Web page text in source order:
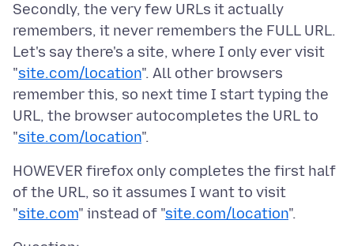
Secondly, the very few URLs it actually
remembers, it never remembers the FULL URL.
Let's say there's a site, where I only ever visit
"site.com/location". All other browsers
remember this, so next time I start typing the
URL, the browser autocompletes the URL to
"site.com/location
HOWEVER firefox only completes the first half
of the URL, so it assumes I want to visit
"site.com" instead of "site.com/location